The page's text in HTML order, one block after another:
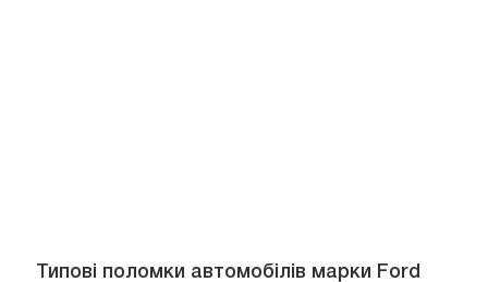
Типові поломки автомобілів марки Ford